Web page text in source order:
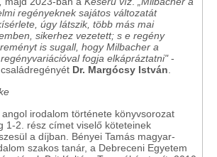
regényeknek sajátos változatát
úgy látszik, több más mai
sikerhez vezetett; s e regény
is sugall, hogy Milbacher a
fogja elkápráztatni"-
Dr. Margócsy István
angol irodalom története könyvsorozat
1-2. rész címet viselő köteteinek
a díjban. Bényei Tamás magyar-
szakos tanár, a Debreceni Egyetem